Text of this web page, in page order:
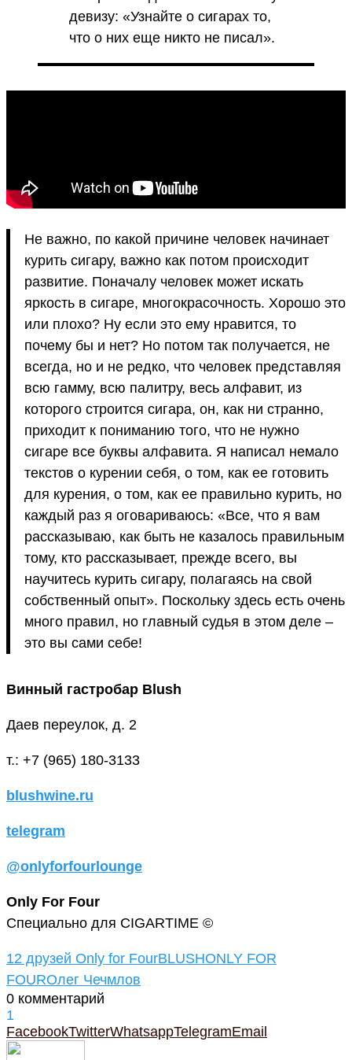
девизу: «Узнайте о сигарах то,
что о них еще никто не писал».
Не важно, по какой причине человек начинает
курить сигару, важно как потом происходит
развитие. Поначалу человек может искать
яркость в сигаре, многокрасочность. Хорошо это
или плохо? Ну если это ему нравится, то
почему бы и нет? Но потом так получается, не
всегда, но и не редко, что человек представляя
всю гамму, всю палитру, весь алфавит, из
которого строится сигара, он, как ни странно,
приходит к пониманию того, что не нужно
сигаре все буквы алфавита. Я написал немало
текстов о курении себя, о том, как ее готовить
для курения, о том, как ее правильно курить, но
каждый раз я оговариваюсь: «Все, что я вам
рассказываю, как быть не казалось правильным
тому, кто рассказывает, прежде всего, вы
научитесь курить сигару, полагаясь на свой
собственный опыт». Поскольку здесь есть очень
много правил, но главный судья в этом деле –
это вы сами себе!
Винный гастробар Blush
Даев переулок, д. 2
т.: +7 (965) 180-3133
blushwine.ru
telegram
@onlyforfourlounge
Only For Four
Специально для CIGARTIME ©
12 друзей Only for FourBLUSHONLY FOR
FOURОлег Чечмлов
0 комментарий
1
FacebookTwitterWhatsappTelegramEmail